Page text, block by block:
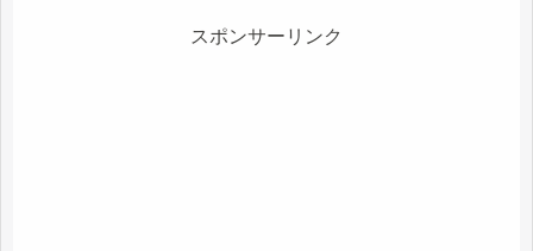
スポンサーリンク